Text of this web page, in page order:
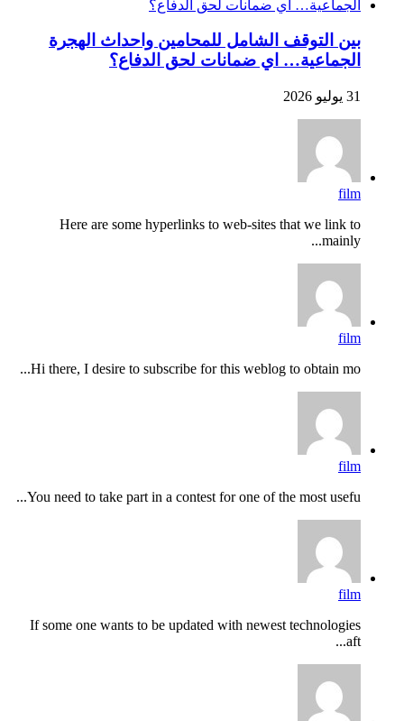
بين التوقف الشامل للمحامين واحداث الهجرة
الجماعية… اي ضمانات لحق الدفاع؟
31 يوليو 2026
film
Here are some hyperlinks to web-sites that we link to
mainly...
film
Hi there, I desire to subscribe for this weblog to obtain mo...
film
You need to take part in a contest for one of the most usefu...
film
If some one wants to be updated with newest technologies
aft...